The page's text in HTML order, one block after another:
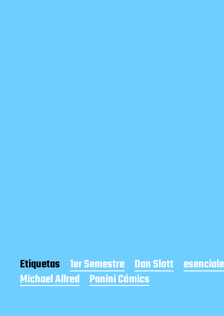
Etiquetas 1er Semestre Dan Slott
Michael Allred
Panini Cómics